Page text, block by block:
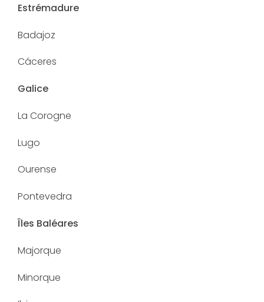
Estrémadure
Badajoz
Cáceres
Galice
La Corogne
Lugo
Ourense
Pontevedra
Îles Baléares
Majorque
Minorque